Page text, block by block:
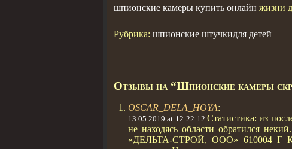
шпионские камеры купить онлайн жизни
Рубрика: шпионские штучкидля детей
Отзывы на “Шпионские камеры
OSCAR_DELA_HOYA:
13.05.2019 at 12:22:12 Статистика: из
не находясь области обратился
«ДЕЛЬТА-СТРОЙ, ООО» 610004 Г